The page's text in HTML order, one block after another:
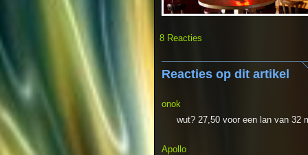
8 Reacties
Reacties op dit artikel
onok
wut? 27,50 voor een lan van 32
Apollo